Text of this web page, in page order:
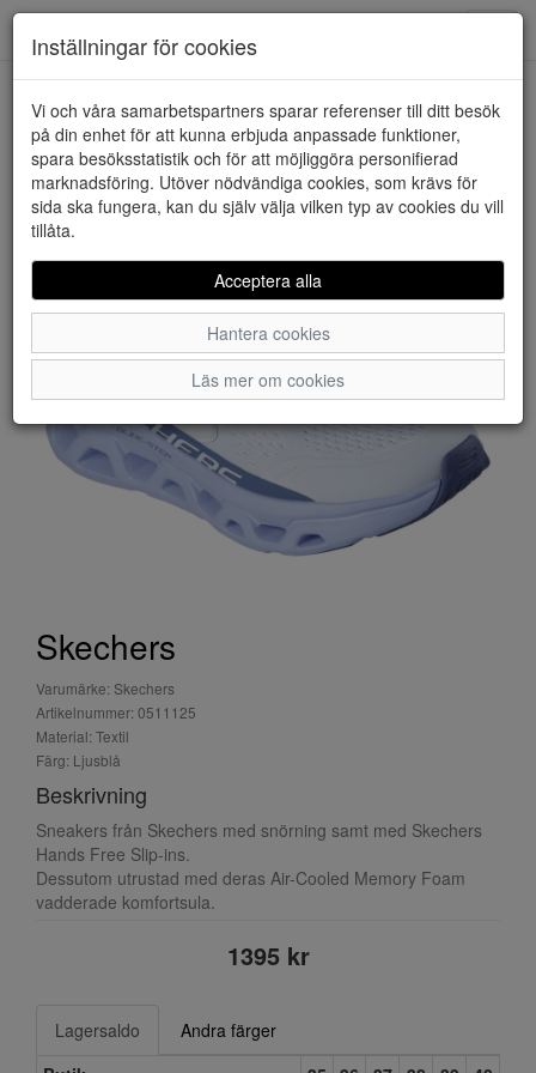
HEM SKECHERS
Skechers
Varumärke: Skechers
Artikelnummer: 0511125
Material: Textil
Färg: Ljusblå
Beskrivning
Sneakers från Skechers med snörning samt med Skechers
Hands Free Slip-ins.
Dessutom utrustad med deras Air-Cooled Memory Foam
vadderade komfortsula.
1395 kr
Lagersaldo
Andra färger
Inställningar för cookies
Vi och våra samarbetspartners sparar referenser till ditt besök
på din enhet för att kunna erbjuda anpassade funktioner,
spara besöksstatistik och för att möjliggöra personifierad
marknadsföring. Utöver nödvändiga cookies, som krävs för
sida ska fungera, kan du själv välja vilken typ av cookies du vill
tillåta.
Acceptera alla
Hantera cookies
Läs mer om cookies